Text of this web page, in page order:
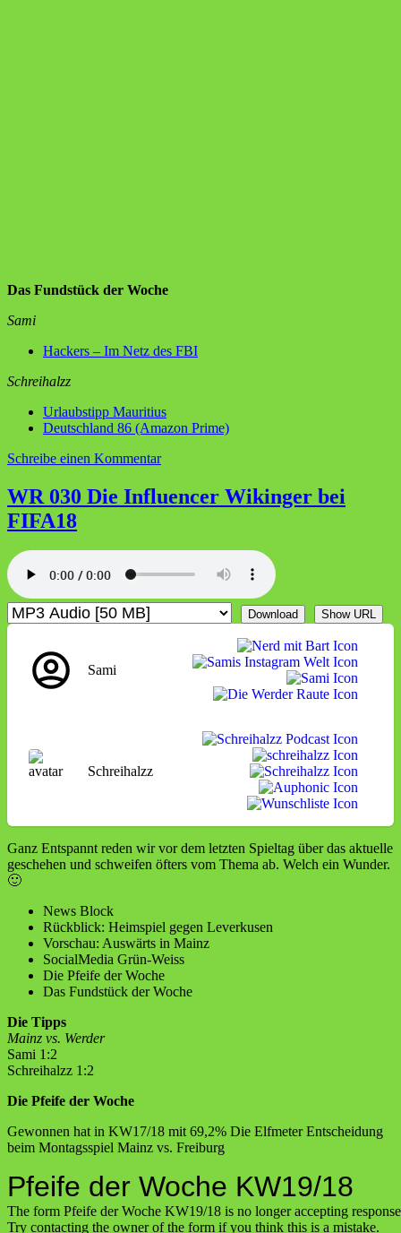
Das Fundstück der Woche
Sami
Hackers – Im Netz des FBI
Schreihalzz
Urlaubstipp Mauritius
Deutschland 86 (Amazon Prime)
Schreibe einen Kommentarzu
Wenn
und
Zero-
beim
Taktik
besprechen
WR 030 Die Influencer Wikinger bei
FIFA18
Download Show URL
Sami
Schreihalzz
Ganz Entspannt reden wir vor dem letzten Spieltag über das aktuelle
geschehen und schweifen öfters vom Thema ab. Welch ein Wunder.
🙂
News Block
Rückblick: Heimspiel gegen Leverkusen
Vorschau: Auswärts in Mainz
SocialMedia Grün-Weiss
Die Pfeife der Woche
Das Fundstück der Woche
Die Tipps
Mainz vs. Werder
Sami 1:2
Schreihalzz 1:2
Die Pfeife der Woche
Gewonnen hat in KW17/18 mit 69,2% Die Elfmeter Entscheidung
beim Montagsspiel Mainz vs. Freiburg